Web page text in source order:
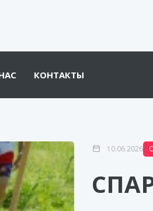
КОНТАКТЫ
10.06.2026